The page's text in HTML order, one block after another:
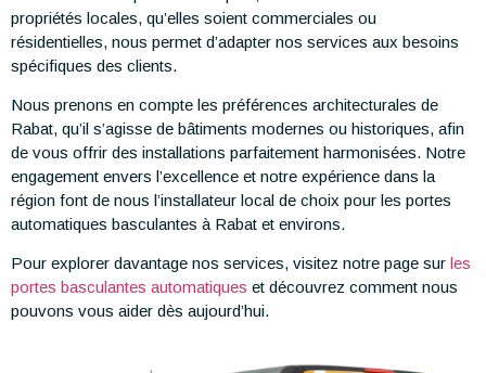
propriétés locales, qu’elles soient commerciales ou
résidentielles, nous permet d’adapter nos services aux besoins
spécifiques des clients.
Nous prenons en compte les préférences architecturales de
Rabat, qu’il s’agisse de bâtiments modernes ou historiques, afin
de vous offrir des installations parfaitement harmonisées. Notre
engagement envers l’excellence et notre expérience dans la
région font de nous l’installateur local de choix pour les portes
automatiques basculantes à Rabat et environs.
Pour explorer davantage nos services, visitez notre page sur les
portes basculantes automatiques et découvrez comment nous
pouvons vous aider dès aujourd’hui.